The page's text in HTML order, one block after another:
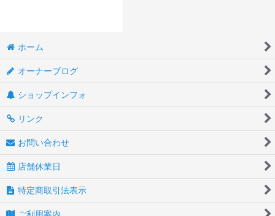
ホーム
オーナーブログ
ショップインフォ
リンク
お問い合わせ
店舗休業日
特定商取引法表示